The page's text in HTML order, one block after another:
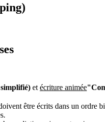
et écriture animée
être écrits dans un